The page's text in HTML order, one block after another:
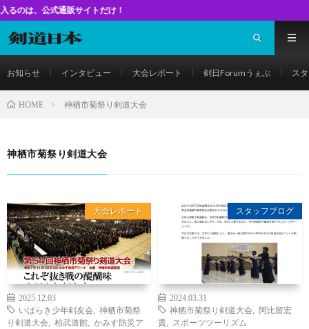
通販サイトだけ！
お知らせ インタビュー 大会レポート 剣日Forumうぇぶ ス
HOME 神栖市菊祭り剣道大会
神栖市菊祭り剣道大会
大会レポート
2025.12.03
いばらき少年剣友会
神栖市菊祭
り剣道大会
柏武道館
かみす防災ア
スタッフブログ
2024.03.31
神栖市菊祭り剣道大会
阿比留宏
貴
スポーツツーリズム